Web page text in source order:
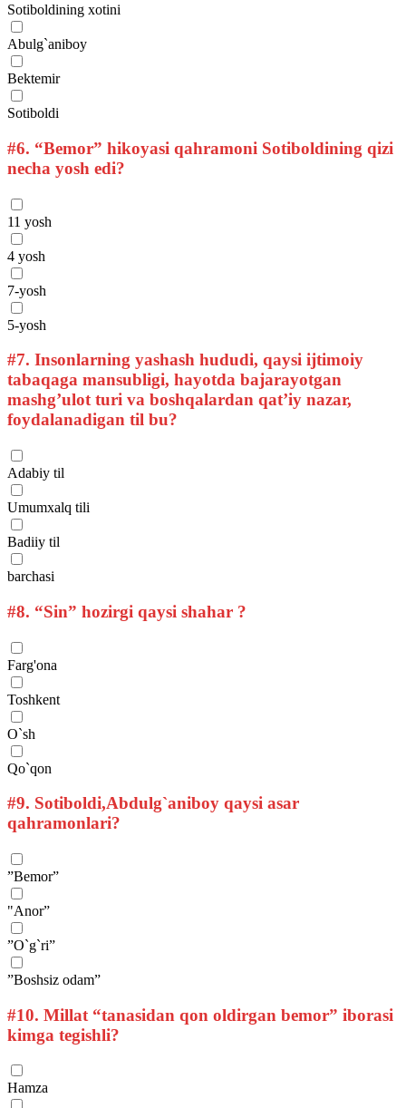
Sotiboldining xotini
Abulg`aniboy
Bektemir
Sotiboldi
#6. “Bemor” hikoyasi qahramoni Sotiboldining qizi
necha yosh edi?
11 yosh
4 yosh
7-yosh
5-yosh
#7. Insonlarning yashash hududi, qaysi ijtimoiy
tabaqaga mansubligi, hayotda bajarayotgan
mashg’ulot turi va boshqalardan qat’iy nazar,
foydalanadigan til bu?
Adabiy til
Umumxalq tili
Badiiy til
barchasi
#8. “Sin” hozirgi qaysi shahar ?
Farg'ona
Toshkent
O`sh
Qo`qon
#9. Sotiboldi,Abdulg`aniboy qaysi asar
qahramonlari?
”Bemor”
"Anor”
”O`g`ri”
”Boshsiz odam”
#10. Millat “tanasidan qon oldirgan bemor” iborasi
kimga tegishli?
Hamza